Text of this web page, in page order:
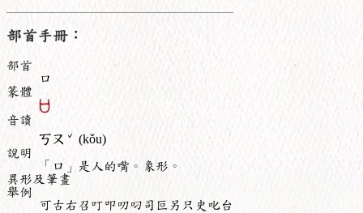
部首手冊：
部首
口
篆體
音讀
ㄎㄡ ˇ (kǒu)
說明
「口」是人的嘴。象形。
異形及筆畫
舉例
可古右召叮叩叨叼司叵另只史叱台